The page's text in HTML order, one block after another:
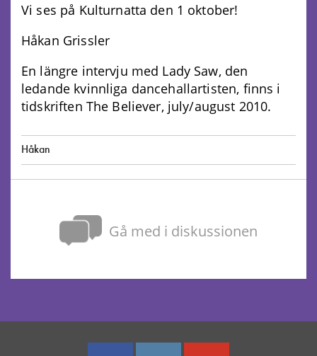
Vi ses på Kulturnatta den 1 oktober!
Håkan Grissler
En längre intervju med Lady Saw, den
ledande kvinnliga dancehallartisten, finns i
tidskriften The Believer, july/august 2010.
Håkan
Gå med i diskussionen